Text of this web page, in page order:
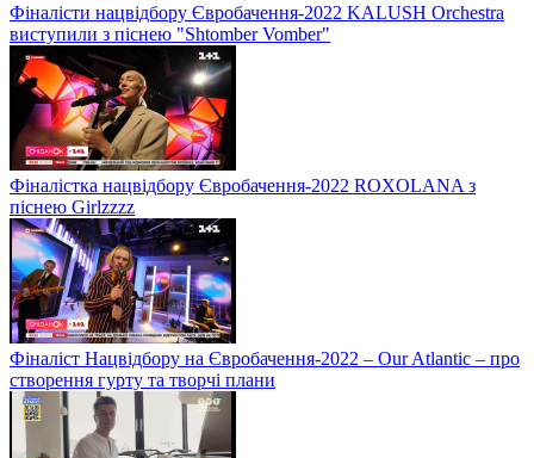
Фіналісти нацвідбору Євробачення-2022 KALUSH Orchestra
виступили з піснею "Shtomber Vomber"
Фіналістка нацвідбору Євробачення-2022 ROXOLANA з
піснею Girlzzzz
Фіналіст Нацвідбору на Євробачення-2022 – Our Atlantic – про
створення гурту та творчі плани